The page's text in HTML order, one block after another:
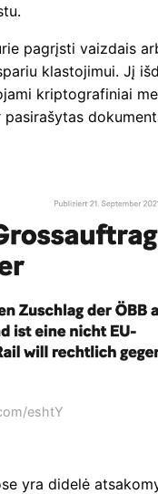
pagrįsti vaizdais
klastojimui. Jį
kriptografiniai
eshtY
yra didelė